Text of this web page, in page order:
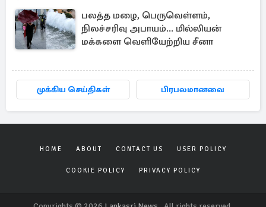
பலத்த மழை, பெருவெள்ளம்,
நிலச்சரிவு அபாயம்... மில்லியன்
மக்களை வெளியேற்றிய சீனா
முக்கிய செய்திகள் பிரபலமானவை
HOME ABOUT CONTACT US USER POLICY
COOKIE POLICY PRIVACY POLICY